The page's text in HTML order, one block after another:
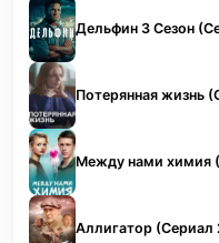
Дельфин 3 Сезон
Потерянная жизнь
Между нами химия
Аллигатор (Сериал